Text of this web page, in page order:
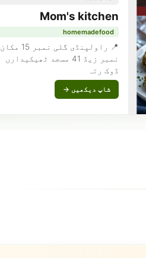
Mom's kitchen
homemadefood
📍 راولپنڈی گلی نمبر 15 مکان
نمبر زیڈ 41 مسجد ٹھیکیدارں
ڈوک رتہ
شاپ دیکھیں →